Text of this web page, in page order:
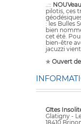
..::
pilotis, ces
: les Bulles
bien
cet été.
bien-être
jacuzzi
✯ Ouvert
Gîtes
Glatigny -
18410